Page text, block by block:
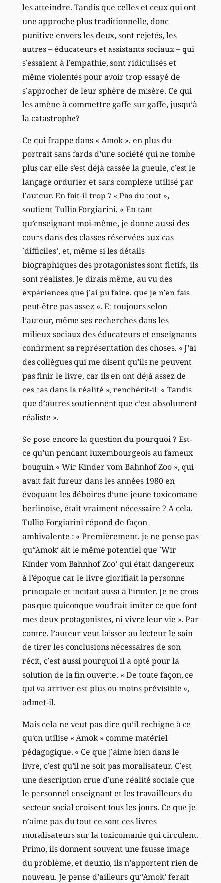
les atteindre. Tandis que celles et ceux qui ont
une approche plus traditionnelle, donc
punitive envers les deux, sont rejetés, les
autres – éducateurs et assistants sociaux – qui
s’essaient à l’empathie, sont ridiculisés et
même violentés pour avoir trop essayé de
s’approcher de leur sphère de misère. Ce qui
les amène à commettre gaffe sur gaffe, jusqu’à
la catastrophe?
Ce qui frappe dans « Amok », en plus du
portrait sans fards d’une société qui ne tombe
plus car elle s’est déjà cassée la gueule, c’est le
langage ordurier et sans complexe utilisé par
l’auteur. En fait-il trop ? « Pas du tout »,
soutient Tullio Forgiarini, « En tant
qu’enseignant moi-même, je donne aussi des
cours dans des classes réservées aux cas
`difficiles‘, et, même si les détails
biographiques des protagonistes sont fictifs, ils
sont réalistes. Je dirais même, au vu des
expériences que j’ai pu faire, que je n’en fais
peut-être pas assez ». Et toujours selon
l’auteur, même ses recherches dans les
milieux sociaux des éducateurs et enseignants
confirment sa représentation des choses. « J’ai
des collègues qui me disent qu’ils ne peuvent
pas finir le livre, car ils en ont déjà assez de
ces cas dans la réalité », renchérit-il, « Tandis
que d’autres soutiennent que c’est absolument
réaliste ».
Se pose encore la question du pourquoi ? Est-
ce qu’un pendant luxembourgeois au fameux
bouquin « Wir Kinder vom Bahnhof Zoo », qui
avait fait fureur dans les années 1980 en
évoquant les déboires d’une jeune toxicomane
berlinoise, était vraiment nécessaire ? A cela,
Tullio Forgiarini répond de façon
ambivalente : « Premièrement, je ne pense pas
qu“Amok‘ ait le même potentiel que `Wir
Kinder vom Bahnhof Zoo‘ qui était dangereux
à l’époque car le livre glorifiait la personne
principale et incitait aussi à l’imiter. Je ne crois
pas que quiconque voudrait imiter ce que font
mes deux protagonistes, ni vivre leur vie ». Par
contre, l’auteur veut laisser au lecteur le soin
de tirer les conclusions nécessaires de son
récit, c’est aussi pourquoi il a opté pour la
solution de la fin ouverte. « De toute façon, ce
qui va arriver est plus ou moins prévisible »,
admet-il.
Mais cela ne veut pas dire qu’il rechigne à ce
qu’on utilise « Amok » comme matériel
pédagogique. « Ce que j’aime bien dans le
livre, c’est qu’il ne soit pas moralisateur. C’est
une description crue d’une réalité sociale que
le personnel enseignant et les travailleurs du
secteur social croisent tous les jours. Ce que je
n’aime pas du tout ce sont ces livres
moralisateurs sur la toxicomanie qui circulent.
Primo, ils donnent souvent une fausse image
du problème, et deuxio, ils n’apportent rien de
nouveau. Je pense d’ailleurs qu“Amok‘ ferait